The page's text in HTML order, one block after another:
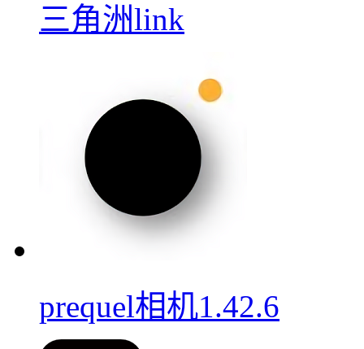
三角洲link
prequel相机1.42.6